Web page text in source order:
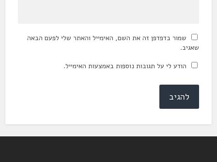
שמור בדפדפן זה את השם, האימייל והאתר שלי לפעם הבאה
שאגיב.
הודע לי על תגובות נוספות באמצעות האימייל.